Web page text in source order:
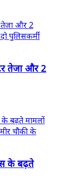
तेजा और 2
के बढ़ते